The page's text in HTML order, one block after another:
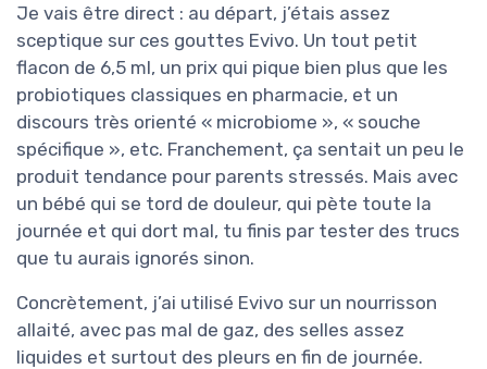
Je vais être direct : au départ, j’étais assez
sceptique sur ces gouttes Evivo. Un tout petit
flacon de 6,5 ml, un prix qui pique bien plus que les
probiotiques classiques en pharmacie, et un
discours très orienté « microbiome », « souche
spécifique », etc. Franchement, ça sentait un peu le
produit tendance pour parents stressés. Mais avec
un bébé qui se tord de douleur, qui pète toute la
journée et qui dort mal, tu finis par tester des trucs
que tu aurais ignorés sinon.
Concrètement, j’ai utilisé Evivo sur un nourrisson
allaité, avec pas mal de gaz, des selles assez
liquides et surtout des pleurs en fin de journée.